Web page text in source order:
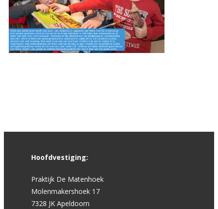
Hoofdvestiging:
Praktijk De Matenhoek
Molenmakershoek 17
7328 JK Apeldoorn